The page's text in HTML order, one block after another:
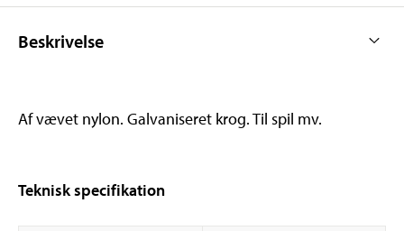
Beskrivelse
Af vævet nylon. Galvaniseret krog. Til spil mv.
Teknisk specifikation